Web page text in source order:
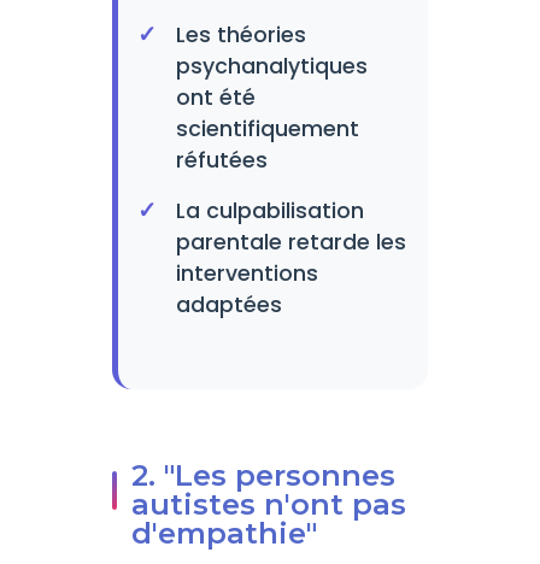
Les théories
psychanalytiques
ont été
scientifiquement
réfutées
La culpabilisation
parentale retarde les
interventions
adaptées
2. "Les personnes
autistes n'ont pas
d'empathie"